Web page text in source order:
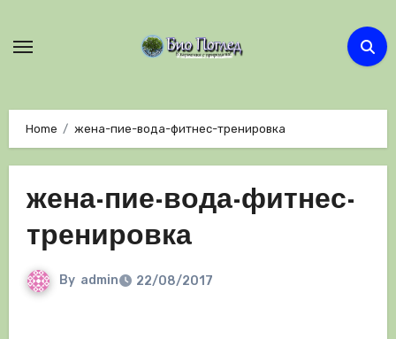
Home жена-пие-вода-фитнес-тренировка
жена-пие-вода-фитнес-
тренировка
By admin 22/08/2017